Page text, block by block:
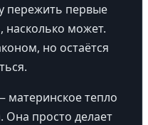
пережить первые
насколько может.
но остаётся
материнское тепло
Она просто делает